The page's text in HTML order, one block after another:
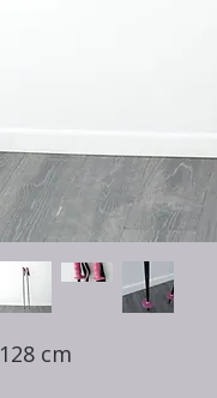
128 cm